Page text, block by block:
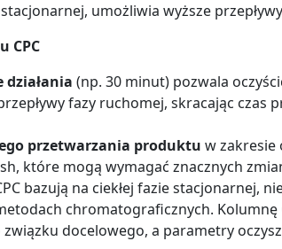
umożliwia wyższe
CPC
(np. 30 minut) pozwala
fazy ruchomej, skracając czas
przetwarzania produktu w
które mogą wymagać znacznych
bazują na ciekłej fazie stacjonarnej,
chromatograficznych. Kolumnę
docelowego, a parametry